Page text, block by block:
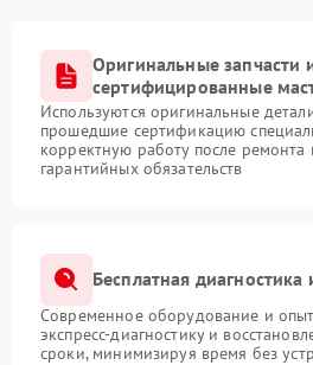
Оригинальные запчасти
сертифицированные
Используются оригинальные
прошедшие сертификацию
корректную работу после ремонта
гарантийных обязательств
Бесплатная
Современное оборудование и
экспресс-диагностику и
сроки, минимизируя время без